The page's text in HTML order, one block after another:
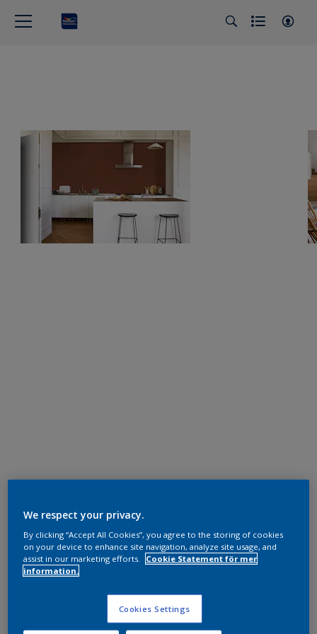
We respect your privacy.
By clicking “Accept All Cookies”, you agree to the storing of cookies
on your device to enhance site navigation, analyze site usage, and
assist in our marketing efforts.
Cookie Statement för mer
information.
Cookies Settings